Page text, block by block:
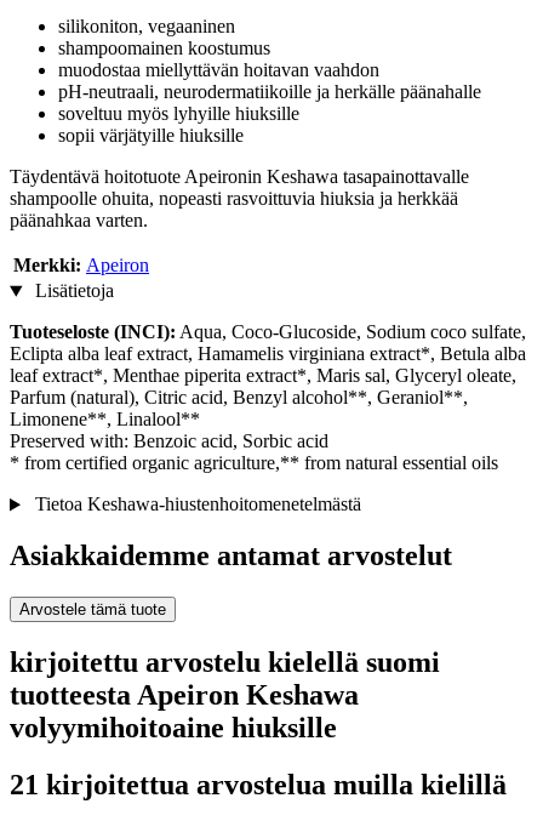
silikoniton, vegaaninen
shampoomainen koostumus
muodostaa miellyttävän hoitavan vaahdon
pH-neutraali, neurodermatiikoille ja herkälle päänahalle
soveltuu myös lyhyille hiuksille
sopii värjätyille hiuksille
Täydentävä hoitotuote Apeironin Keshawa tasapainottavalle
shampoolle ohuita, nopeasti rasvoittuvia hiuksia ja herkkää
päänahkaa varten.
Merkki: Apeiron
Lisätietoja
Tuoteseloste (INCI): Aqua, Coco-Glucoside, Sodium coco sulfate,
Eclipta alba leaf extract, Hamamelis virginiana extract*, Betula alba
leaf extract*, Menthae piperita extract*, Maris sal, Glyceryl oleate,
Parfum (natural), Citric acid, Benzyl alcohol**, Geraniol**,
Limonene**, Linalool**
Preserved with: Benzoic acid, Sorbic acid
* from certified organic agriculture,** from natural essential oils
Tietoa Keshawa-hiustenhoitomenetelmästä
Asiakkaidemme antamat arvostelut
Arvostele tämä tuote
kirjoitettu arvostelu kielellä suomi
tuotteesta Apeiron Keshawa
volyymihoitoaine hiuksille
21 kirjoitettua arvostelua muilla kielillä